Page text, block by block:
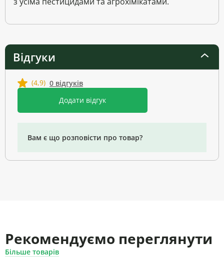
Відгуки
(4,9) 0 відгуків
Додати відгук
Вам є що розповісти про товар?
Рекомендуємо переглянути
Більше товарів